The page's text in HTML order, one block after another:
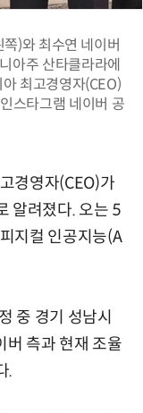
)와 최수연 네이버
아주 산타클라라에
최고경영자(CEO)
스타그램 네이버 공
경영자(CEO)가
알려졌다. 오는 5
지컬 인공지능(A
중 경기 성남시
버 측과 현재 조율
.